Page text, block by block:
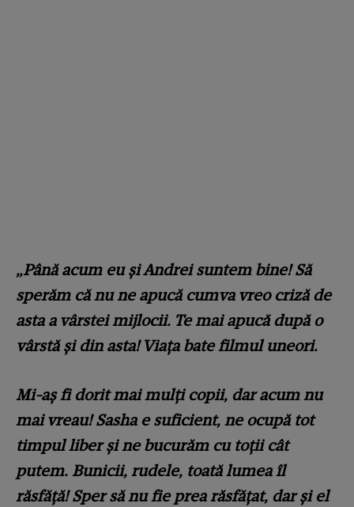
„Până acum eu și Andrei suntem bine! Să
sperăm că nu ne apucă cumva vreo criză de
asta a vârstei mijlocii. Te mai apucă după o
vârstă și din asta! Viața bate filmul uneori.
Mi-aș fi dorit mai mulți copii, dar acum nu
mai vreau! Sasha e suficient, ne ocupă tot
timpul liber și ne bucurăm cu toții cât
putem. Bunicii, rudele, toată lumea îl
răsfăță! Sper să nu fie prea răsfățat, dar și el